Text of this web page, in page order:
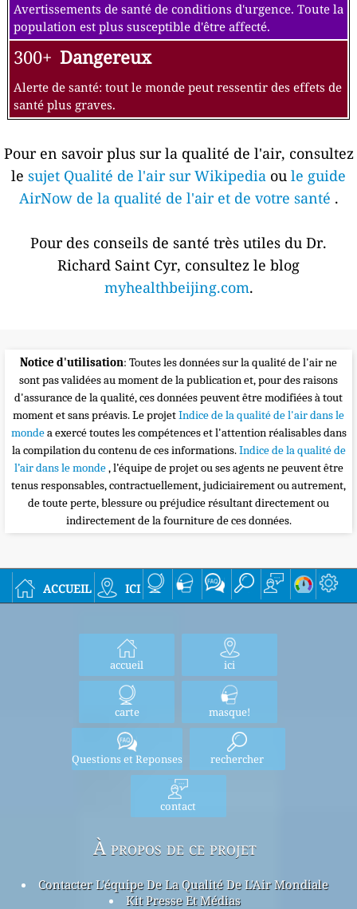
Avertissements de santé de conditions d'urgence. Toute la
population est plus susceptible d'être affecté.
300+ Dangereux
Alerte de santé: tout le monde peut ressentir des effets de
santé plus graves.
Pour en savoir plus sur la qualité de l'air, consultez
le sujet Qualité de l'air sur Wikipedia ou le guide
AirNow de la qualité de l'air et de votre santé .
Pour des conseils de santé très utiles du Dr.
Richard Saint Cyr, consultez le blog
myhealthbeijing.com.
Notice d'utilisation: Toutes les données sur la qualité de l'air ne
sont pas validées au moment de la publication et, pour des raisons
d'assurance de la qualité, ces données peuvent être modifiées à tout
moment et sans préavis. Le projetIndice de la qualité de l'air dans le
mondea exercé toutes les compétences et l'attention réalisables dans
la compilation du contenu de ces informations.Indice de la qualité de
l’air dans le monde, l’équipe de projet ou ses agents ne peuvent être
tenus responsables, contractuellement, judiciairement ou autrement,
de toute perte, blessure ou préjudice résultant directement ou
indirectement de la fourniture de ces données.
accueil ici
accueil ici
carte masque!
Questions et Reponses rechercher
contact
À propos de ce projet
Contacter L'équipe De La Qualité De L'Air Mondiale
Kit Presse Et Médias